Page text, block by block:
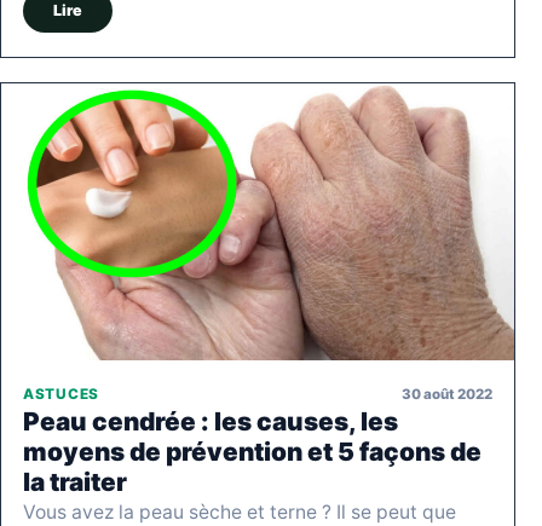
Lire
ASTUCES 30 août 2022
Peau cendrée : les causes, les
moyens de prévention et 5 façons de
la traiter
Vous avez la peau sèche et terne ? Il se peut que